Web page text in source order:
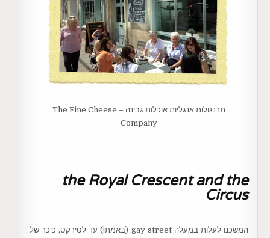
תרנגולות אנגליות אוכלות גבינה – The Fine Cheese
Company
the Royal Crescent and the
Circus
המשכנו לעלות במעלה gay street (באמת!) עד לסירקס, כיכר של